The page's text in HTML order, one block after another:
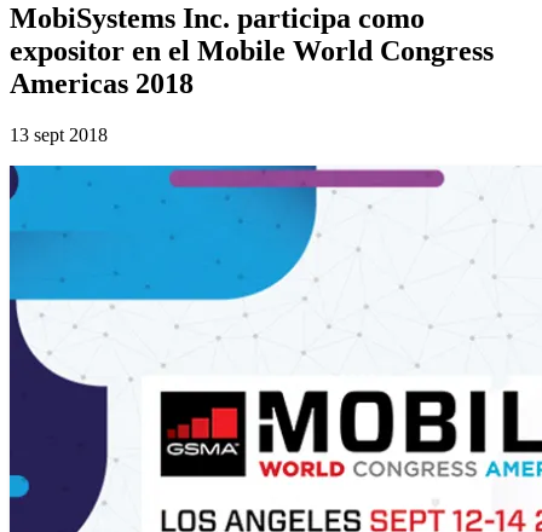
MobiSystems Inc. participa como
expositor en el Mobile World Congress
Americas 2018
13 sept 2018